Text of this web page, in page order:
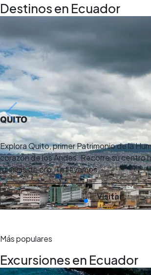
Destinos en Ecuador
QUITO
Explora Quito, primer Patrimonio de la
corazón de los Andes. Recorre su centro
iglesias de oro. Te llevamos…
Visitar
Más populares
Excursiones en Ecuador